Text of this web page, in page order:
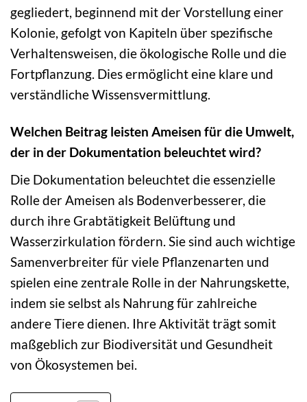
gegliedert, beginnend mit der Vorstellung einer
Kolonie, gefolgt von Kapiteln über spezifische
Verhaltensweisen, die ökologische Rolle und die
Fortpflanzung. Dies ermöglicht eine klare und
verständliche Wissensvermittlung.
Welchen Beitrag leisten Ameisen für die Umwelt,
der in der Dokumentation beleuchtet wird?
Die Dokumentation beleuchtet die essenzielle
Rolle der Ameisen als Bodenverbesserer, die
durch ihre Grabtätigkeit Belüftung und
Wasserzirkulation fördern. Sie sind auch wichtige
Samenverbreiter für viele Pflanzenarten und
spielen eine zentrale Rolle in der Nahrungskette,
indem sie selbst als Nahrung für zahlreiche
andere Tiere dienen. Ihre Aktivität trägt somit
maßgeblich zur Biodiversität und Gesundheit
von Ökosystemen bei.